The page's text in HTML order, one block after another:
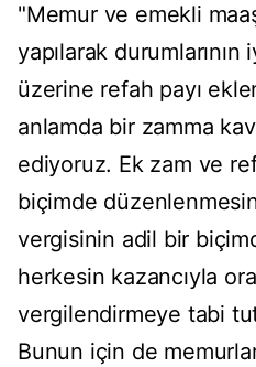
"Memur ve emekli
yapılarak
üzerine refah payı
anlamda bir zamma
ediyoruz. Ek zam ve
biçimde
vergisinin adil bir
herkesin kazancıyla
vergilendirmeye tabi
Bunun için de